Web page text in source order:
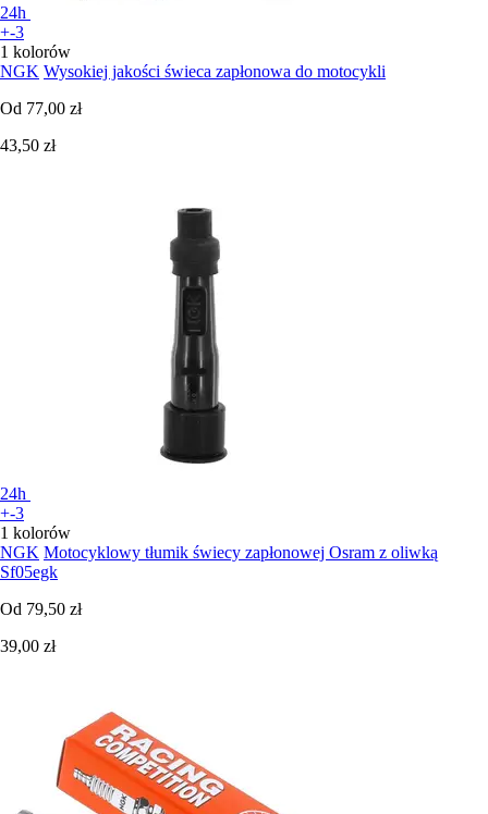
24h
+-3
1 kolorów
NGK Wysokiej jakości świeca zapłonowa do motocykli
Od 77,00 zł
43,50 zł
24h
+-3
1 kolorów
NGK Motocyklowy tłumik świecy zapłonowej Osram z oliwką
Sf05egk
Od 79,50 zł
39,00 zł